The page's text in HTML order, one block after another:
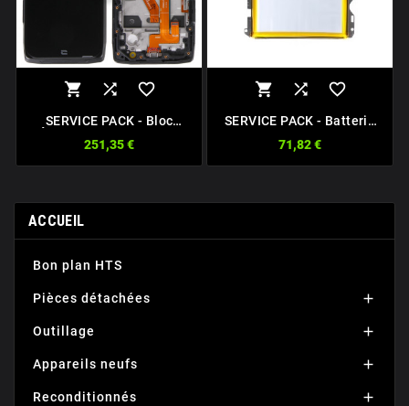
  
SERVICE PACK - Bloc
Avec Châssis Pour
CROSSCALL Core-Z5 Noir
251,35 €
  
SERVICE PACK - Batterie
4850 MAh
71,82 €
ACCUEIL
Bon plan HTS
Pièces détachées 
Outillage 
Appareils neufs 
Reconditionnés 